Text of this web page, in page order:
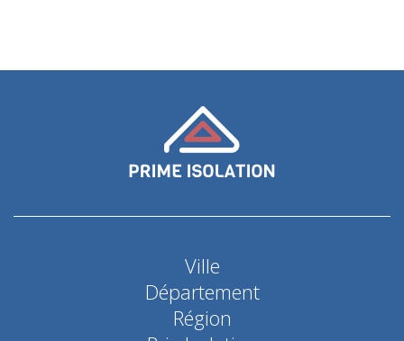
Ville
Département
Région